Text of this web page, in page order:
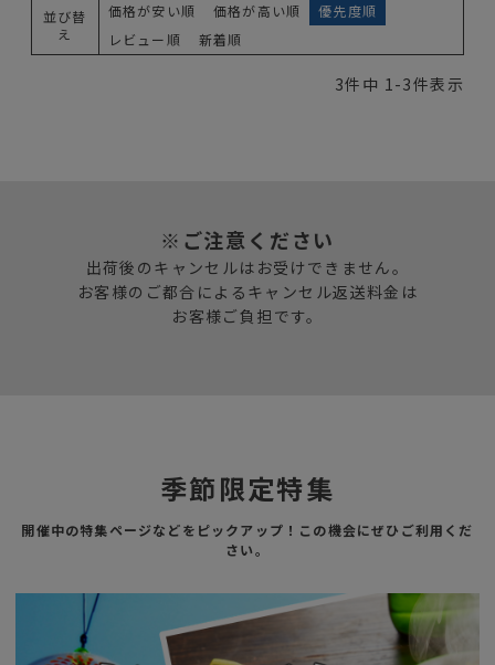
並び替
え
価格が安い順 価格が高い順
優先度順
レビュー順
新着順
3件中 1-3件表示
※ご注意ください
出荷後のキャンセルはお受けできません。
お客様のご都合によるキャンセル返送料金は
お客様ご負担です。
季節限定特集
開催中の特集ページなどをピックアップ！この機会にぜひご利用くだ
さい。